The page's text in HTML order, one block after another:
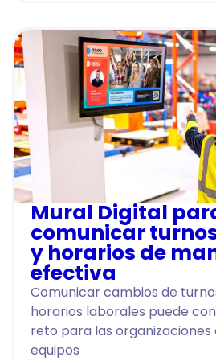
Mural Digital
comunicar
y horarios de
efectiva
Comunicar cambios de
horarios laborales puede
reto para las
equipos